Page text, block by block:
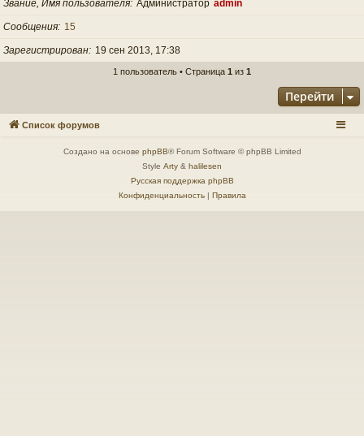
Звание, Имя пользователя Администратор admin
Сообщения 15
Зарегистрирован 19 сен 2013, 17:38
1 пользователь • Страница 1 из 1
Перейти
Список форумов
Создано на основе phpBB® Forum Software © phpBB Limited
Style Arty & halilesen
Русская поддержка phpBB
Конфиденциальность| Правила